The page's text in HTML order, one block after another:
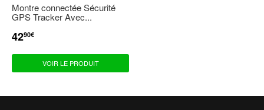
Montre connectée Sécurité
GPS Tracker Avec...
PRIX
4290€
VOIR LE PRODUIT